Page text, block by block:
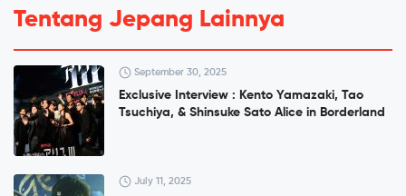
Tentang Jepang Lainnya
September 30, 2025
Exclusive Interview : Kento Yamazaki, Tao
Tsuchiya, & Shinsuke Sato Alice in Borderland
July 11, 2025